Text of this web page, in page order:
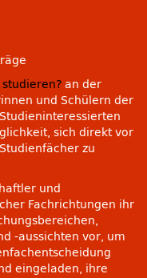
an der
und Schülern der
sich direkt vor
zu
und
Fachrichtungen ihr
-aussichten vor, um
eingeladen, ihre